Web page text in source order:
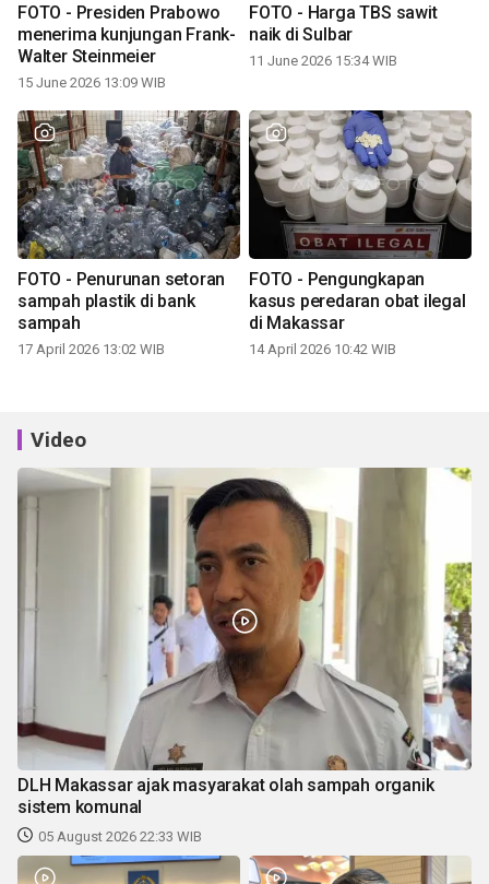
FOTO - Presiden Prabowo
menerima kunjungan Frank-
Walter Steinmeier
15 June 2026 13:09 WIB
FOTO - Harga TBS sawit
naik di Sulbar
11 June 2026 15:34 WIB
FOTO - Penurunan setoran
sampah plastik di bank
sampah
17 April 2026 13:02 WIB
FOTO - Pengungkapan
kasus peredaran obat ilegal
di Makassar
14 April 2026 10:42 WIB
Video
DLH Makassar ajak masyarakat olah sampah organik
sistem komunal
05 August 2026 22:33 WIB